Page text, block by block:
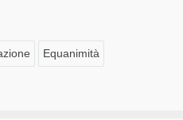
Equanimità